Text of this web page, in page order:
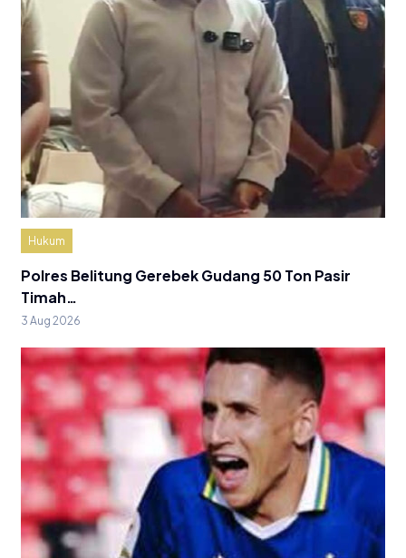
Hukum
Polres Belitung Gerebek Gudang 50 Ton Pasir
Timah…
3 Aug 2026